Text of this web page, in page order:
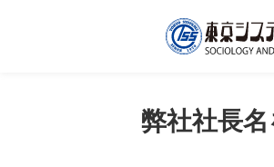
弊社社長